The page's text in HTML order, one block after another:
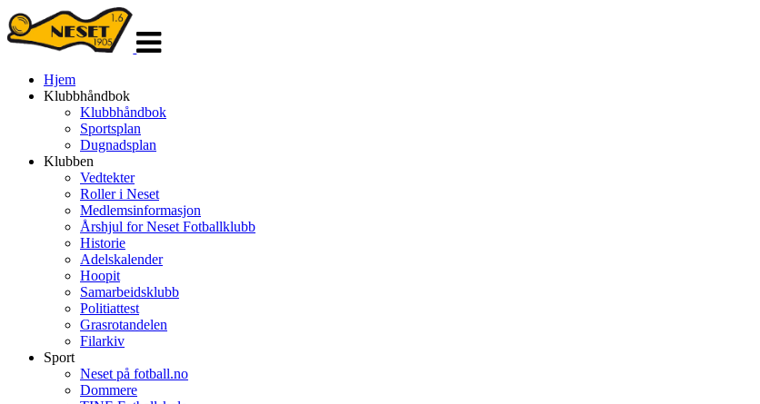
navigasjon
Hjem
Klubbhåndbok
Klubbhåndbok
Sportsplan
Dugnadsplan
Klubben
Vedtekter
Roller i Neset
Medlemsinformasjon
Årshjul for Neset Fotballklubb
Historie
Adelskalender
Hoopit
Samarbeidsklubb
Politiattest
Grasrotandelen
Filarkiv
Sport
Neset på fotball.no
Dommere